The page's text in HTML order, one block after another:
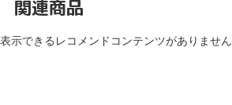
関連商品
表示できるレコメンドコンテンツがありません